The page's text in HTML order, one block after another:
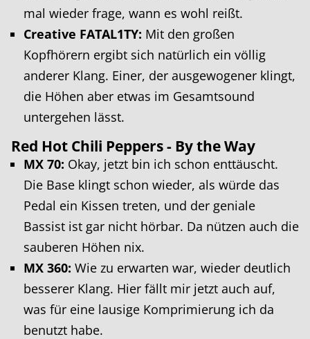
mal wieder frage, wann es wohl reißt.
Creative FATAL1TY: Mit den großen
Kopfhörern ergibt sich natürlich ein völlig
anderer Klang. Einer, der ausgewogener klingt,
die Höhen aber etwas im Gesamtsound
untergehen lässt.
Red Hot Chili Peppers - By the Way
MX 70: Okay, jetzt bin ich schon enttäuscht.
Die Base klingt schon wieder, als würde das
Pedal ein Kissen treten, und der geniale
Bassist ist gar nicht hörbar. Da nützen auch die
sauberen Höhen nix.
MX 360: Wie zu erwarten war, wieder deutlich
besserer Klang. Hier fällt mir jetzt auch auf,
was für eine lausige Komprimierung ich da
benutzt habe.